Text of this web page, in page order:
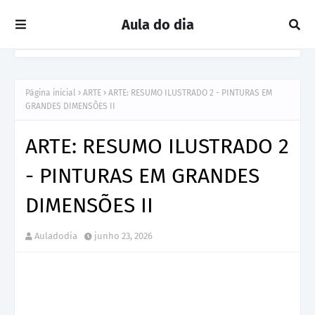
Aula do dia
Página inicial ARTE
ARTE: RESUMO ILUSTRADO 2 - PINTURAS EM
GRANDES DIMENSÕES II
ARTE: RESUMO ILUSTRADO 2
- PINTURAS EM GRANDES
DIMENSÕES II
Auladodia junho 23, 2026